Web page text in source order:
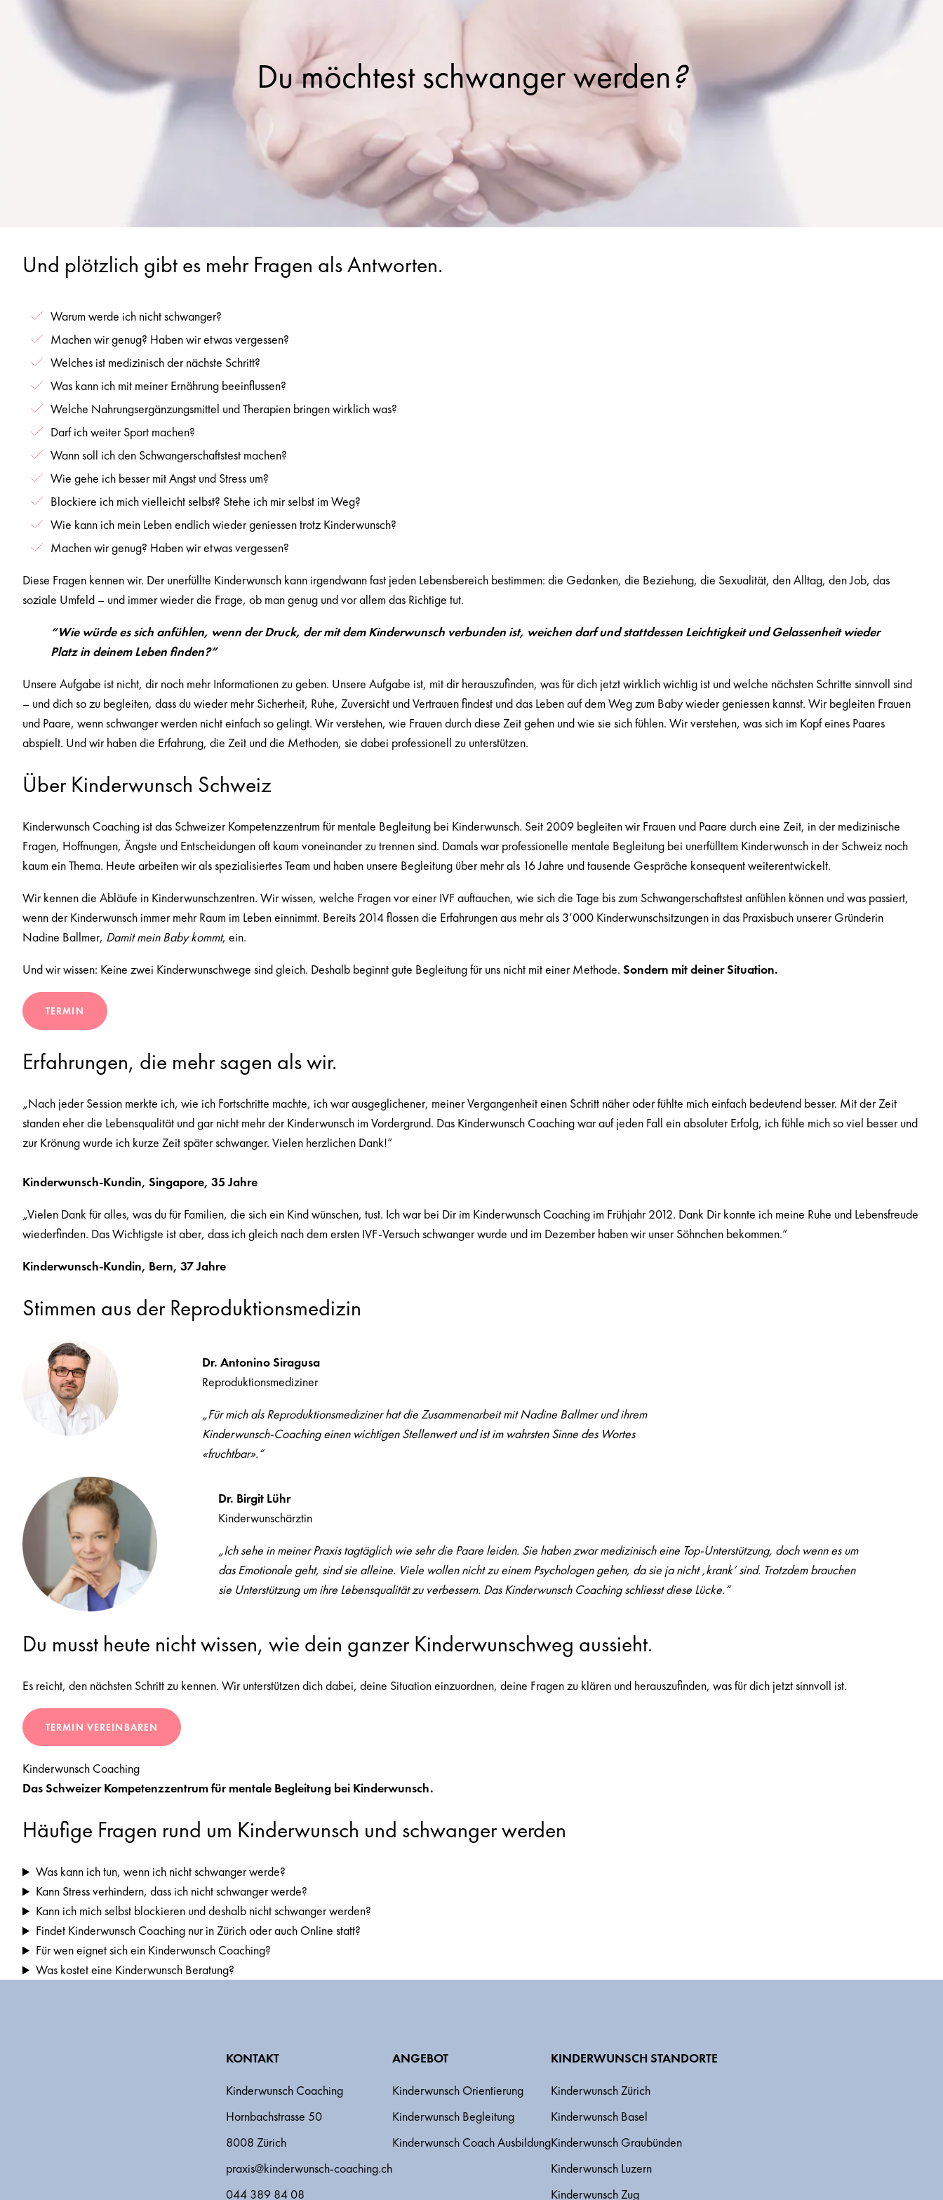
Du möchtest schwanger werden?
Und plötzlich gibt es mehr Fragen als Antworten.
Warum werde ich nicht schwanger?
Machen wir genug? Haben wir etwas vergessen?
Welches ist medizinisch der nächste Schritt?
Was kann ich mit meiner Ernährung beeinflussen?
Welche Nahrungsergänzungsmittel und Therapien bringen wirklich was?
Darf ich weiter Sport machen?
Wann soll ich den Schwangerschaftstest machen?
Wie gehe ich besser mit Angst und Stress um?
Blockiere ich mich vielleicht selbst? Stehe ich mir selbst im Weg?
Wie kann ich mein Leben endlich wieder geniessen trotz Kinderwunsch?
Machen wir genug? Haben wir etwas vergessen?
Diese Fragen kennen wir. Der unerfüllte Kinderwunsch kann irgendwann fast jeden Lebensbereich bestimmen: die Gedanken, die Beziehung, die Sexualität, den Alltag, den Job, das
soziale Umfeld – und immer wieder die Frage, ob man genug und vor allem das Richtige tut.
“Wie würde es sich anfühlen, wenn der Druck, der mit dem Kinderwunsch verbunden ist, weichen darf und stattdessen Leichtigkeit und Gelassenheit wieder
Platz in deinem Leben finden?”
Unsere Aufgabe ist nicht, dir noch mehr Informationen zu geben. Unsere Aufgabe ist, mit dir herauszufinden, was für dich jetzt wirklich wichtig ist und welche nächsten Schritte sinnvoll sind
– und dich so zu begleiten, dass du wieder mehr Sicherheit, Ruhe, Zuversicht und Vertrauen findest und das Leben auf dem Weg zum Baby wieder geniessen kannst. Wir begleiten Frauen
und Paare, wenn schwanger werden nicht einfach so gelingt. Wir verstehen, wie Frauen durch diese Zeit gehen und wie sie sich fühlen. Wir verstehen, was sich im Kopf eines Paares
abspielt. Und wir haben die Erfahrung, die Zeit und die Methoden, sie dabei professionell zu unterstützen.
Über Kinderwunsch Schweiz
Kinderwunsch Coaching ist das Schweizer Kompetenzzentrum für mentale Begleitung bei Kinderwunsch. Seit 2009 begleiten wir Frauen und Paare durch eine Zeit, in der medizinische
Fragen, Hoffnungen, Ängste und Entscheidungen oft kaum voneinander zu trennen sind. Damals war professionelle mentale Begleitung bei unerfülltem Kinderwunsch in der Schweiz noch
kaum ein Thema. Heute arbeiten wir als spezialisiertes Team und haben unsere Begleitung über mehr als 16 Jahre und tausende Gespräche konsequent weiterentwickelt.
Wir kennen die Abläufe in Kinderwunschzentren. Wir wissen, welche Fragen vor einer IVF auftauchen, wie sich die Tage bis zum Schwangerschaftstest anfühlen können und was passiert,
wenn der Kinderwunsch immer mehr Raum im Leben einnimmt. Bereits 2014 flossen die Erfahrungen aus mehr als 3’000 Kinderwunschsitzungen in das Praxisbuch unserer Gründerin
Nadine Ballmer, Damit mein Baby kommt, ein.
Und wir wissen: Keine zwei Kinderwunschwege sind gleich. Deshalb beginnt gute Begleitung für uns nicht mit einer Methode. Sondern mit deiner Situation.
TERMIN
Erfahrungen, die mehr sagen als wir.
„Nach jeder Session merkte ich, wie ich Fortschritte machte, ich war ausgeglichener, meiner Vergangenheit einen Schritt näher oder fühlte mich einfach bedeutend besser. Mit der Zeit
standen eher die Lebensqualität und gar nicht mehr der Kinderwunsch im Vordergrund. Das Kinderwunsch Coaching war auf jeden Fall ein absoluter Erfolg, ich fühle mich so viel besser und
zur Krönung wurde ich kurze Zeit später schwanger. Vielen herzlichen Dank!“
Kinderwunsch-Kundin, Singapore, 35 Jahre
„Vielen Dank für alles, was du für Familien, die sich ein Kind wünschen, tust. Ich war bei Dir im Kinderwunsch Coaching im Frühjahr 2012. Dank Dir konnte ich meine Ruhe und Lebensfreude
wiederfinden. Das Wichtigste ist aber, dass ich gleich nach dem ersten IVF-Versuch schwanger wurde und im Dezember haben wir unser Söhnchen bekommen.“
Kinderwunsch-Kundin, Bern, 37 Jahre
Stimmen aus der Reproduktionsmedizin
Dr. Antonino Siragusa
Reproduktionsmediziner
„Für mich als Reproduktionsmediziner hat die Zusammenarbeit mit Nadine Ballmer und ihrem
Kinderwunsch-Coaching einen wichtigen Stellenwert und ist im wahrsten Sinne des Wortes
«fruchtbar».“
Dr. Birgit Lühr
Kinderwunschärztin
„Ich sehe in meiner Praxis tagtäglich wie sehr die Paare leiden. Sie haben zwar medizinisch eine Top-Unterstützung, doch wenn es um
das Emotionale geht, sind sie alleine. Viele wollen nicht zu einem Psychologen gehen, da sie ja nicht ‚krank’ sind. Trotzdem brauchen
sie Unterstützung um ihre Lebensqualität zu verbessern. Das Kinderwunsch Coaching schliesst diese Lücke.“
Du musst heute nicht wissen, wie dein ganzer Kinderwunschweg aussieht.
Es reicht, den nächsten Schritt zu kennen. Wir unterstützen dich dabei, deine Situation einzuordnen, deine Fragen zu klären und herauszufinden, was für dich jetzt sinnvoll ist.
TERMIN VEREINBAREN
Kinderwunsch Coaching
Das Schweizer Kompetenzzentrum für mentale Begleitung bei Kinderwunsch.
Häufige Fragen rund um Kinderwunsch und schwanger werden
Was kann ich tun, wenn ich nicht schwanger werde?
Kann Stress verhindern, dass ich nicht schwanger werde?
Kann ich mich selbst blockieren und deshalb nicht schwanger werden?
Findet Kinderwunsch Coaching nur in Zürich oder auch Online statt?
Für wen eignet sich ein Kinderwunsch Coaching?
Was kostet eine Kinderwunsch Beratung?
KONTAKT
Kinderwunsch Coaching
Hornbachstrasse 50
8008 Zürich
praxis@kinderwunsch-coaching.ch
044 389 84 08
ANGEBOT
Kinderwunsch Orientierung
Kinderwunsch Begleitung
Kinderwunsch Coach Ausbildung
KINDERWUNSCH STANDORTE
Kinderwunsch Zürich
Kinderwunsch Basel
Kinderwunsch Graubünden
Kinderwunsch Luzern
Kinderwunsch Zug